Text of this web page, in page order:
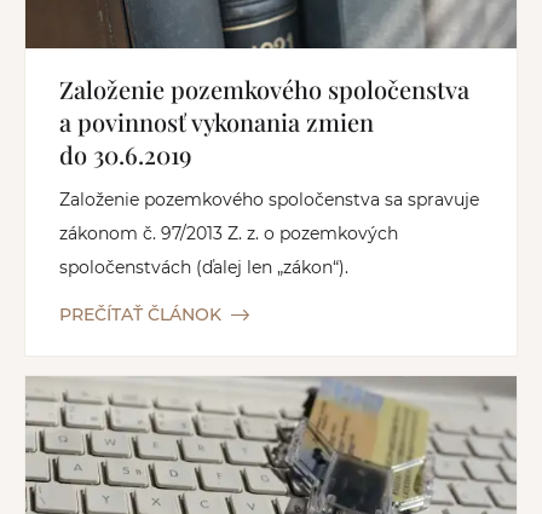
Založenie pozemkového spoločenstva
a povinnosť vykonania zmien
do 30.6.2019
Založenie pozemkového spoločenstva sa spravuje
zákonom č. 97/2013 Z. z. o pozemkových
spoločenstvách (ďalej len „zákon“).
PREČÍTAŤ ČLÁNOK